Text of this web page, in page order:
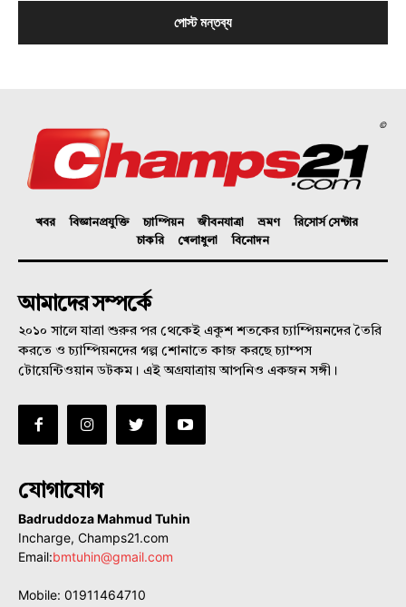
©
খবর বিজ্ঞানপ্রযুক্তি চ্যাম্পিয়ন জীবনযাত্রা ভ্রমণ
রিসোর্স সেন্টার
চাকরি
খেলাধুলা বিনোদন
আমাদের সম্পর্কে
২০১০ সালে যাত্রা শুরুর পর থেকেই একুশ শতকের চ্যাম্পিয়নদের তৈরি
করতে ও চ্যাম্পিয়নদের গল্প শোনাতে কাজ করছে চ্যাম্পস
টোয়েন্টিওয়ান ডটকম। এই অগ্রযাত্রায় আপনিও একজন সঙ্গী।
যোগাযোগ
Badruddoza Mahmud Tuhin
Incharge, Champs21.com
Email:bmtuhin@gmail.com
Mobile: 01911464710